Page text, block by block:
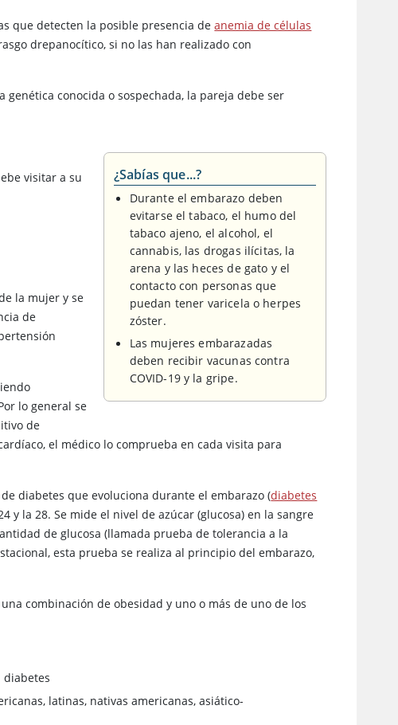
que detecten la posible presencia deanemia de células
drepanocítico, si no las han realizado con
conocida o sospechada, la pareja debe ser
¿Sabías que...?
Durante el embarazo deben
evitarse el tabaco, el humo del
tabaco ajeno, el alcohol, el
cannabis, las drogas ilícitas, la
arena y las heces de gato y el
contacto con personas que
puedan tener varicela o herpes
zóster.
Las mujeres embarazadas
deben recibir vacunas contra
COVID-19 y la gripe.
visitar a su
la mujer y se
de
lo general se
de
el médico lo comprueba en cada visita para
diabetes que evoluciona durante el embarazo (diabetes
y la 28. Se mide el nivel de azúcar (glucosa) en la sangre
de glucosa (llamada prueba de tolerancia a la
esta prueba se realiza al principio del embarazo,
combinación de obesidad y uno o más de uno de los
diabetes
latinas, nativas americanas, asiático-